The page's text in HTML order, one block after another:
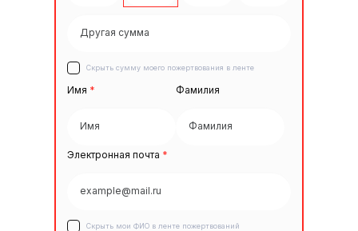
Скрыть сумму моего пожертвования в ленте
Имя * Фамилия
Электронная почта *
Скрыть мои ФИО в ленте пожертвований